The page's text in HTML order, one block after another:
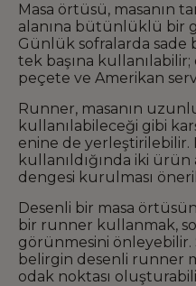
Masa örtüsü, masanın
alanına bütünlüklü bir
Günlük sofralarda
tek başına
peçete ve Amerikan
Runner, masanın
kullanılabileceği gibi
enine de
kullanıldığında iki ürün
dengesi kurulması
Desenli bir masa
bir runner kullanmak,
görünmesini önleyebilir.
belirgin desenli runner
odak noktası